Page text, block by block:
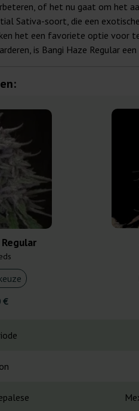
of het nu gaat om het
Sativa-soort, die een
het een favoriete optie voor
is Bangi Haze Regular
€